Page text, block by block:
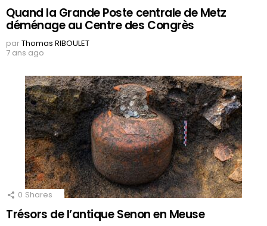
Quand la Grande Poste centrale de Metz
déménage au Centre des Congrès
parThomas RIBOULET
7 ans ago
0 Shares
Trésors de l’antique Senon en Meuse